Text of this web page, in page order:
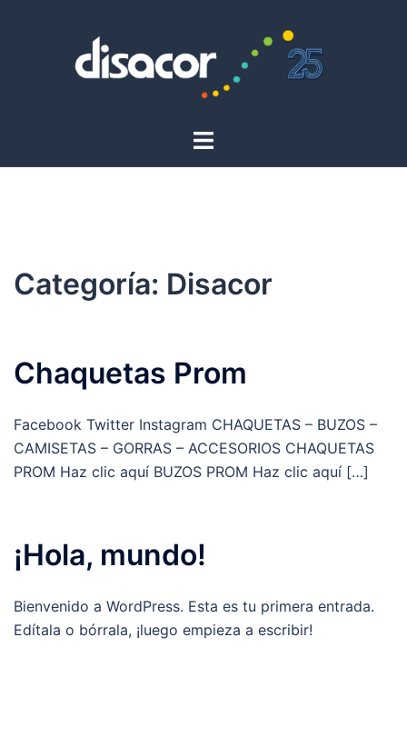
Alternar
Categoría: Disacor
Chaquetas Prom
Facebook Twitter Instagram CHAQUETAS – BUZOS –
CAMISETAS – GORRAS – ACCESORIOS CHAQUETAS
PROM Haz clic aquí BUZOS PROM Haz clic aquí […]
¡Hola, mundo!
Bienvenido a WordPress. Esta es tu primera entrada.
Edítala o bórrala, ¡luego empieza a escribir!